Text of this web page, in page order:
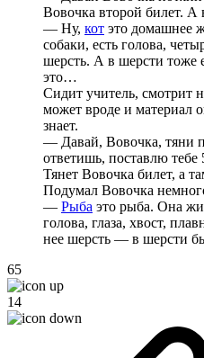
Вовочка второй билет.
— Ну, кот это домашнее
собаки, есть голова,
шерсть. А в шерсти тоже
это…
Сидит учитель, смотрит
может вроде и материал
знает.
— Давай, Вовочка, тяни
ответишь, поставлю тебе
Тянет Вовочка билет, а
Подумал Вовочка
— Рыба это рыба. Она
голова, глаза, хвост,
нее шерсть — в шерсти
65
14